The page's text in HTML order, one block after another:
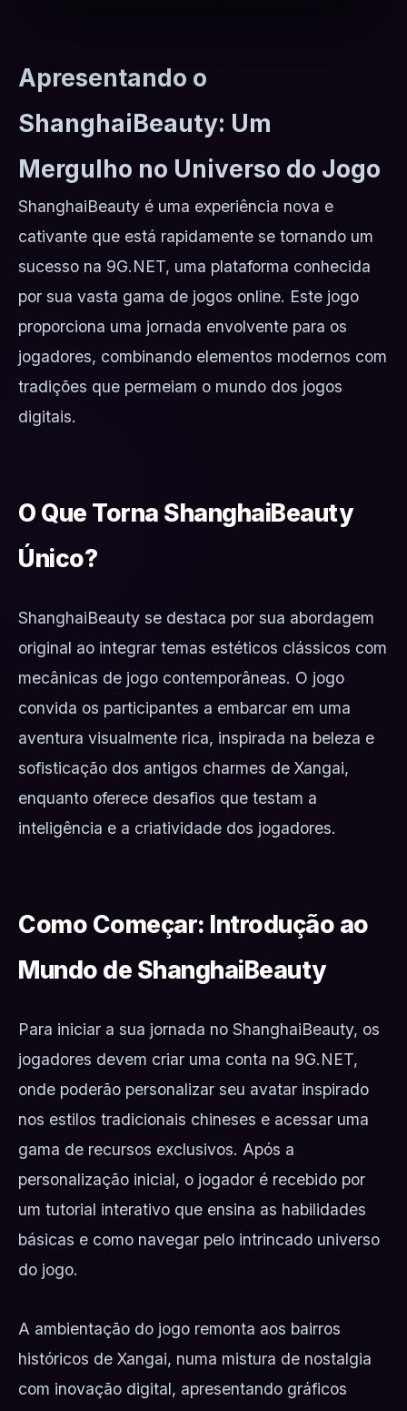
Apresentando o
ShanghaiBeauty: Um
Mergulho no Universo do Jogo
ShanghaiBeauty é uma experiência nova e
cativante que está rapidamente se tornando um
sucesso na 9G.NET, uma plataforma conhecida
por sua vasta gama de jogos online. Este jogo
proporciona uma jornada envolvente para os
jogadores, combinando elementos modernos com
tradições que permeiam o mundo dos jogos
digitais.
O Que Torna ShanghaiBeauty
Único?
ShanghaiBeauty se destaca por sua abordagem
original ao integrar temas estéticos clássicos com
mecânicas de jogo contemporâneas. O jogo
convida os participantes a embarcar em uma
aventura visualmente rica, inspirada na beleza e
sofisticação dos antigos charmes de Xangai,
enquanto oferece desafios que testam a
inteligência e a criatividade dos jogadores.
Como Começar: Introdução ao
Mundo de ShanghaiBeauty
Para iniciar a sua jornada no ShanghaiBeauty, os
jogadores devem criar uma conta na 9G.NET,
onde poderão personalizar seu avatar inspirado
nos estilos tradicionais chineses e acessar uma
gama de recursos exclusivos. Após a
personalização inicial, o jogador é recebido por
um tutorial interativo que ensina as habilidades
básicas e como navegar pelo intrincado universo
do jogo.
A ambientação do jogo remonta aos bairros
históricos de Xangai, numa mistura de nostalgia
com inovação digital, apresentando gráficos